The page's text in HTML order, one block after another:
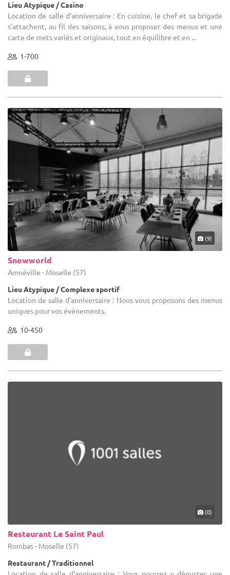
Lieu Atypique / Casino
Location de salle d'anniversaire : En cuisine, le chef et sa brigade
s’attachent, au fil des saisons, à vous proposer des menus et une
carte de mets variés et originaux, tout en équilibre et en ...
1-700
(9)
Snowworld
Amnéville - Moselle (57)
Lieu Atypique / Complexe sportif
Location de salle d'anniversaire : Nous vous proposons des menus
uniques pour vos événements.
10-450
(0)
Restaurant Le Saint Paul
Rombas - Moselle (57)
Restaurant / Traditionnel